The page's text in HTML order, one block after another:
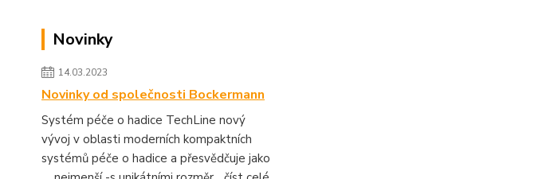
Novinky
14.03.2023
Novinky od společnosti Bockermann
Systém péče o hadice TechLine nový
vývoj v oblasti moderních kompaktních
systémů péče o hadice a přesvědčuje jako